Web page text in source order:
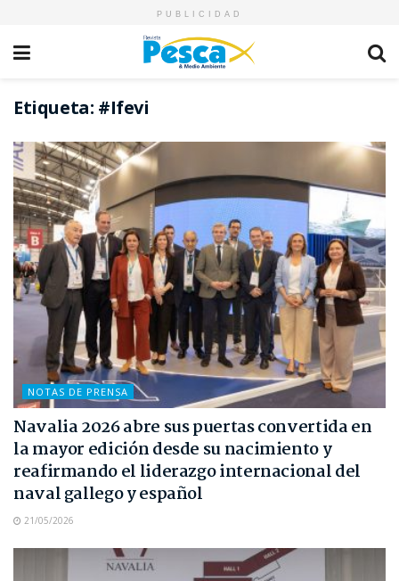
PUBLICIDAD
Etiqueta: #Ifevi
NOTAS DE PRENSA
Navalia 2026 abre sus puertas convertida en
la mayor edición desde su nacimiento y
reafirmando el liderazgo internacional del
naval gallego y español
21/05/2026